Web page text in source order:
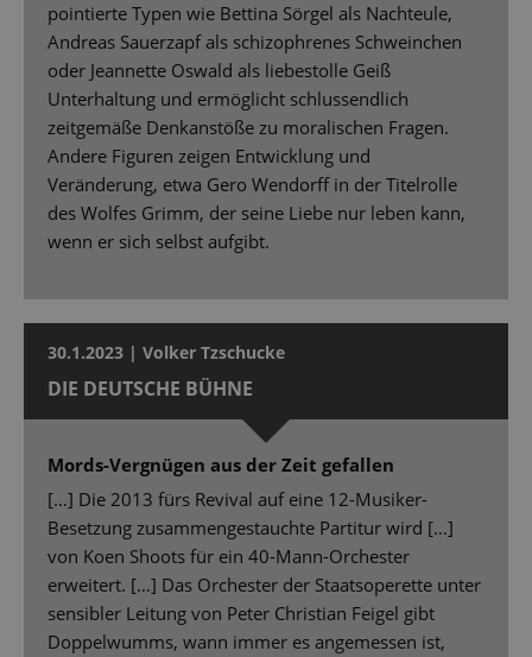
pointierte Typen wie Bettina Sörgel als Nachteule,
Andreas Sauerzapf als schizophrenes Schweinchen
oder Jeannette Oswald als liebestolle Geiß
Unterhaltung und ermöglicht schlussendlich
zeitgemäße Denkanstöße zu moralischen Fragen.
Andere Figuren zeigen Entwicklung und
Veränderung, etwa Gero Wendorff in der Titelrolle
des Wolfes Grimm, der seine Liebe nur leben kann,
wenn er sich selbst aufgibt.
30.1.2023 | Volker Tzschucke
DIE DEUTSCHE BÜHNE
Mords-Vergnügen aus der Zeit gefallen
[…] Die 2013 fürs Revival auf eine 12-Musiker-
Besetzung zusammengestauchte Partitur wird […]
von Koen Shoots für ein 40-Mann-Orchester
erweitert. […] Das Orchester der Staatsoperette unter
sensibler Leitung von Peter Christian Feigel gibt
Doppelwumms, wann immer es angemessen ist,